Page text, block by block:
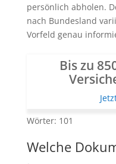
persönlich abholen.
nach Bundesland
Vorfeld genau
Bis zu
Wörter: 101
Welche